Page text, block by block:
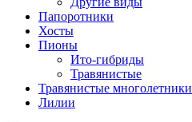
Папоротники
Хосты
Пионы
Ито-гибриды
Травянистые
Травянистые многолетники
Лилии